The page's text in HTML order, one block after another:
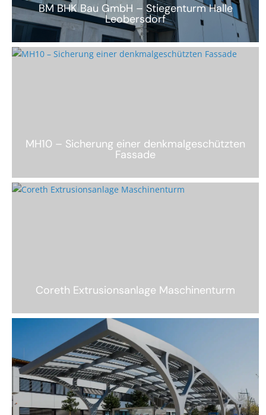
BM BHK Bau GmbH – Stiegenturm Halle
Leobersdorf
MH10 – Sicherung einer denkmalgeschützten
Fassade
Coreth Extrusionsanlage Maschinenturm